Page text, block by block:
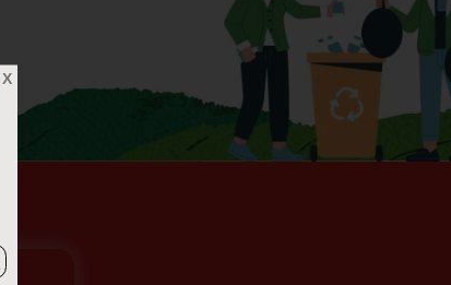
X